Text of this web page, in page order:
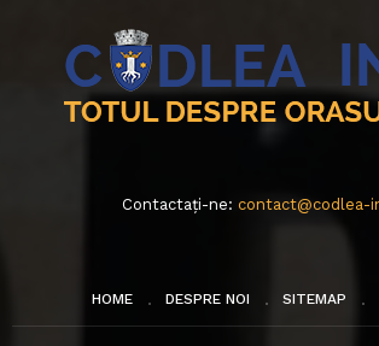
Contactați-ne: contact@codlea-
HOME DESPRE NOI SITEMAP